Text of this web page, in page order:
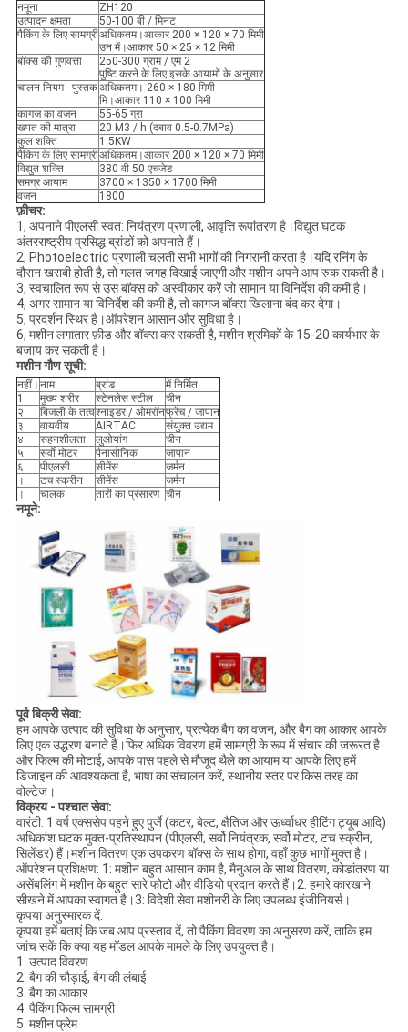
नमूना
ZH120
उत्पादन क्षमता
50-100 बी / मिनट
पैकिंग के लिए सामग्रीअधिकतम।आकार 200 × 120 × 70 मिमी
उन में।आकार 50 × 25 × 12 मिमी
बॉक्स की गुणवत्ता
250-300 ग्राम / एम 2
पुष्टि करने के लिए इसके आयामों के अनुसार
चालन नियम - पुस्तकअधिकतम। 260 × 180 मिमी
मि।आकार 110 × 100 मिमी
कागज का वजन
55-65 ग्रा
खपत की मात्रा
20 M3 / h (दबाव 0.5-0.7MPa)
कुल शक्ति
1.5KW
पैकिंग के लिए सामग्रीअधिकतम।आकार 200 × 120 × 70 मिमी
विद्युत शक्ति
380 वी 50 एचजेड
समग्र आयाम
3700 × 1350 × 1700 मिमी
वजन
1800
फ़ीचर:
1, अपनाने पीएलसी स्वत: नियंत्रण प्रणाली, आवृत्ति रूपांतरण है।विद्युत घटक
अंतरराष्ट्रीय प्रसिद्ध ब्रांडों को अपनाते हैं।
2, Photoelectric प्रणाली चलती सभी भागों की निगरानी करता है।यदि रनिंग के
दौरान खराबी होती है, तो गलत जगह दिखाई जाएगी और मशीन अपने आप रुक सकती है।
3, स्वचालित रूप से उस बॉक्स को अस्वीकार करें जो सामान या विनिर्देश की कमी है।
4, अगर सामान या विनिर्देश की कमी है, तो कागज बॉक्स खिलाना बंद कर देगा।
5, प्रदर्शन स्थिर है।ऑपरेशन आसान और सुविधा है।
6, मशीन लगातार फ़ीड और बॉक्स कर सकती है, मशीन श्रमिकों के 15-20 कार्यभार के
बजाय कर सकती है।
मशीन गौण सूची:
नहीं। नाम ब्रांड
में निर्मित
1
मुख्य शरीर स्टेनलेस स्टील
चीन
२
बिजली के तत्वश्नाइडर / ओमरॉनफ्रेंच / जापान
३
वायवीय AIRTAC
संयुक्त उद्यम
४
सहनशीलता लुओयांग
चीन
५
सर्वो मोटर पैनासोनिक
जापान
६
पीएलसी सीमेंस
जर्मन
।
टच स्क्रीन सीमेंस
जर्मन
।
चालक तारों का प्रसारण चीन
नमूने:
पूर्व बिक्री सेवा:
हम आपके उत्पाद की सुविधा के अनुसार, प्रत्येक बैग का वजन, और बैग का आकार आपके
लिए एक उद्धरण बनाते हैं।फिर अधिक विवरण हमें सामग्री के रूप में संचार की जरूरत है
और फिल्म की मोटाई, आपके पास पहले से मौजूद थैले का आयाम या आपके लिए हमें
डिजाइन की आवश्यकता है, भाषा का संचालन करें, स्थानीय स्तर पर किस तरह का
वोल्टेज।
विक्रय - पश्चात सेवा:
वारंटी: 1 वर्ष एक्ससेप पहने हुए पुर्जे (कटर, बेल्ट, क्षैतिज और ऊर्ध्वाधर हीटिंग ट्यूब आदि)
अधिकांश घटक मुक्त-प्रतिस्थापन (पीएलसी, सर्वो नियंत्रक, सर्वो मोटर, टच स्क्रीन,
सिलेंडर) हैं।मशीन वितरण एक उपकरण बॉक्स के साथ होगा, वहाँ कुछ भागों मुक्त है।
ऑपरेशन प्रशिक्षण: 1: मशीन बहुत आसान काम है, मैनुअल के साथ वितरण, कोडांतरण या
असेंबलिंग में मशीन के बहुत सारे फोटो और वीडियो प्रदान करते हैं।2: हमारे कारखाने
सीखने में आपका स्वागत है।3: विदेशी सेवा मशीनरी के लिए उपलब्ध इंजीनियर्स।
कृपया अनुस्मारक दें:
कृपया हमें बताएं कि जब आप प्रस्ताव दें, तो पैकिंग विवरण का अनुसरण करें, ताकि हम
जांच सकें कि क्या यह मॉडल आपके मामले के लिए उपयुक्त है।
1. उत्पाद विवरण
2. बैग की चौड़ाई, बैग की लंबाई
3. बैग का आकार
4. पैकिंग फिल्म सामग्री
5. मशीन फ्रेम